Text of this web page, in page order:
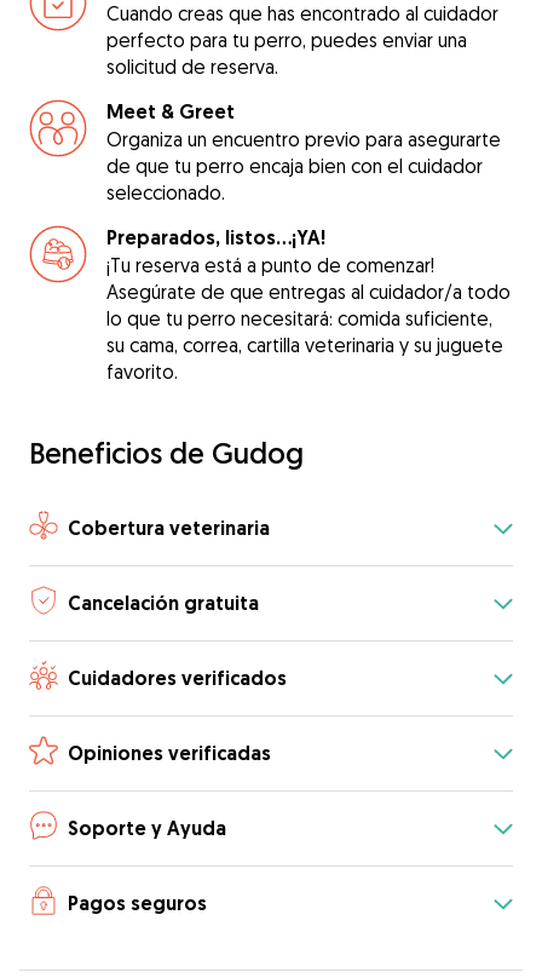
Cuando creas que has encontrado al cuidador
perfecto para tu perro, puedes enviar una
solicitud de reserva.
Meet & Greet
Organiza un encuentro previo para asegurarte
de que tu perro encaja bien con el cuidador
seleccionado.
Preparados, listos...¡YA!
¡Tu reserva está a punto de comenzar!
Asegúrate de que entregas al cuidador/a todo
lo que tu perro necesitará: comida suficiente,
su cama, correa, cartilla veterinaria y su juguete
favorito.
Beneficios de Gudog
Cobertura veterinaria
Cancelación gratuita
Cuidadores verificados
Opiniones verificadas
Soporte y Ayuda
Pagos seguros